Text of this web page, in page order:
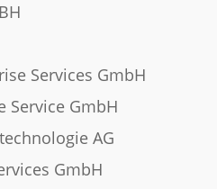
Services GmbH
Service GmbH
AG
GmbH